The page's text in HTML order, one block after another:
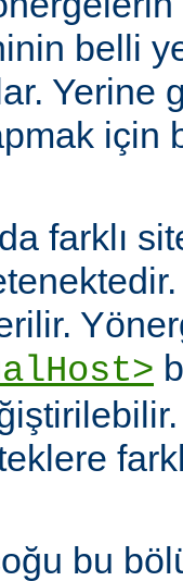
belli
için
farklı
bu